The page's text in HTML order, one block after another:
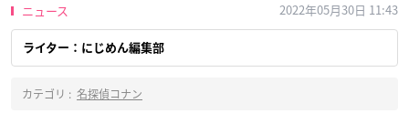
ニュース 2022年05月30日 11:43
ライター：にじめん編集部
カテゴリ : 名探偵コナン